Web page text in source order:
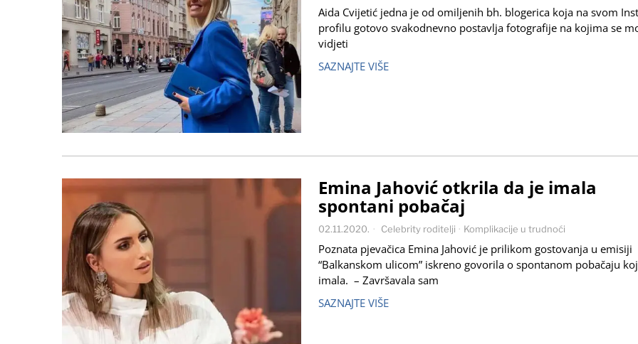
Aida Cvijetić jedna je od omiljenih bh. blogerica koja na svom
profilu gotovo svakodnevno postavlja fotografije na kojima se
vidjeti
SAZNAJTE VIŠE
Emina Jahović otkrila da je imala
spontani pobačaj
02.11.2020. Celebrity roditelji · Komplikacije u trudnoći
Poznata pjevačica Emina Jahović je prilikom gostovanja u emisiji
“Balkanskom ulicom” iskreno govorila o spontanom pobačaju
imala. – Završavala sam
SAZNAJTE VIŠE